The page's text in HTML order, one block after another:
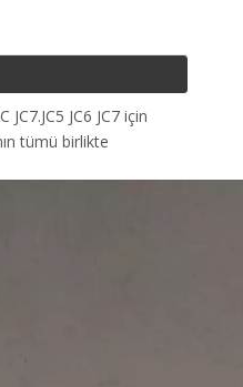
JC6 JC7 için
tümü birlikte